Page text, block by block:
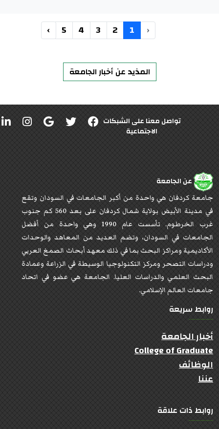
‹
1
2
3
4
5
›
المذيد عن أخبار الجامعة
تواصل معنا على الشبكات
الاجتماعية
عن الجامعة
جامعة كردفان هي واحدة من أكبر الجامعات في السودان وتقع
في مدينة الأبيض بولاية شمال كردفان على بعد 560 كم جنوب
غرب الخرطوم. تأسست عام 1990 وهي واحدة من أفضل
الجامعات في السودان، وتضم العديد من المعاهد والوحدات
الأكاديمية ومراكز البحث بما في ذلك معهد أبحاث الصمغ العربي
ودراسات التصحر ومركز التكنولوجيا الوسيطة في الزراعة وعمادة
البحث العلمي والدراسات العليا. الجامعة هي عضو في اتحاد
جامعات العالم الإسلامي.
روابط سريعة
أخبار الجامعة
College of Graduate
الوظائف
عننا
روابط ذات علاقة